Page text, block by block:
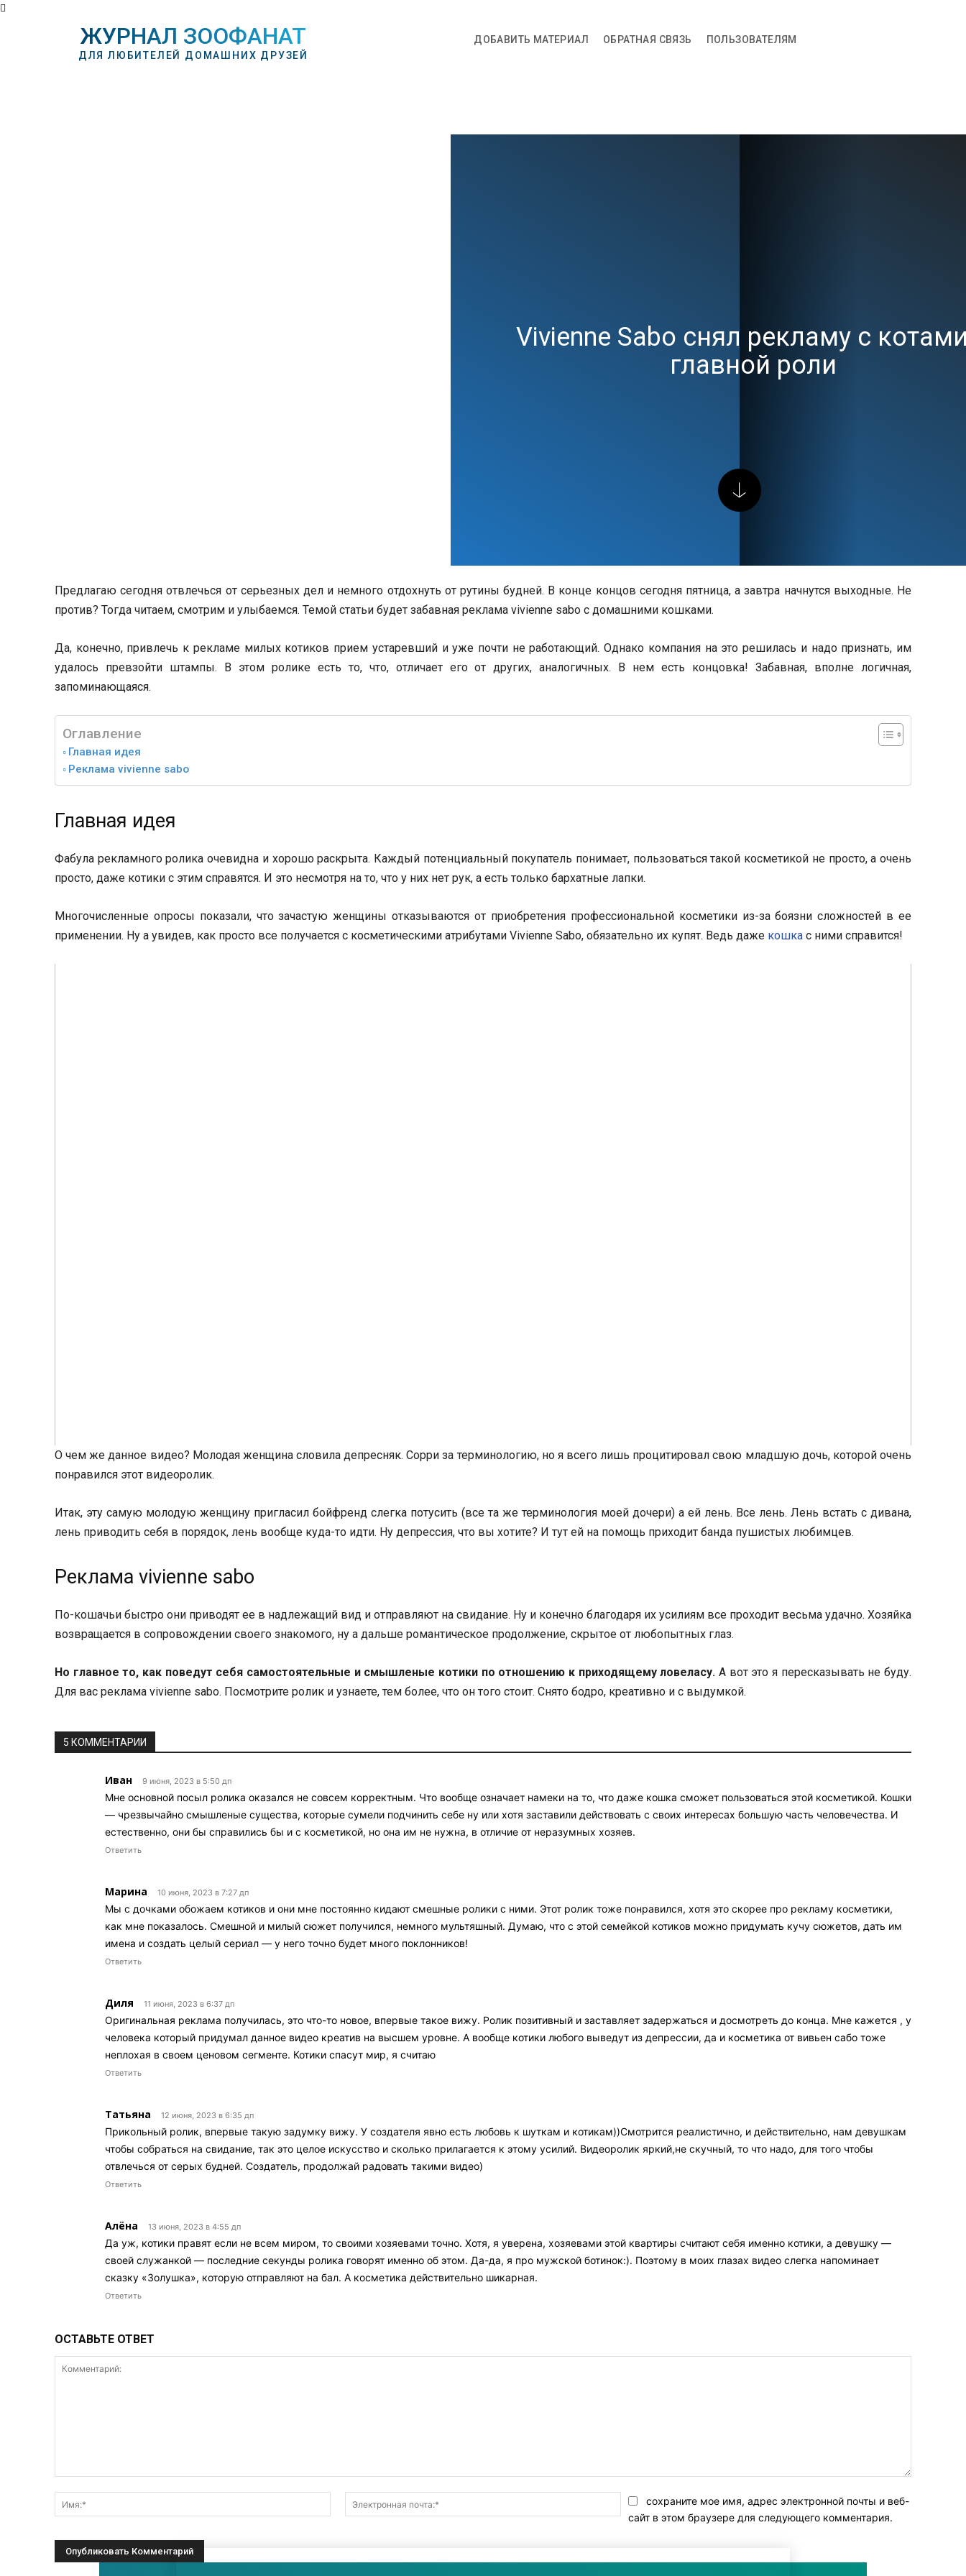
ЖУРНАЛ ЗООФАНАТ
ДЛЯ ЛЮБИТЕЛЕЙ ДОМАШНИХ ДРУЗЕЙ
ДОБАВИТЬ МАТЕРИАЛ ОБРАТНАЯ СВЯЗЬ ПОЛЬЗОВАТЕЛЯМ
Vivienne Sabo снял рекламу с
главной роли
Предлагаю сегодня отвлечься от серьезных дел и немного отдохнуть от рутины будней. В конце концов сегодня пятница, а завтра начнутся выходные. Не
против? Тогда читаем, смотрим и улыбаемся. Темой статьи будет забавная реклама vivienne sabo с домашними кошками.
Да, конечно, привлечь к рекламе милых котиков прием устаревший и уже почти не работающий. Однако компания на это решилась и надо признать, им
удалось превзойти штампы. В этом ролике есть то, что, отличает его от других, аналогичных. В нем есть концовка! Забавная, вполне логичная,
запоминающаяся.
Оглавление
Главная идея
Реклама vivienne sabo
Главная идея
Фабула рекламного ролика очевидна и хорошо раскрыта. Каждый потенциальный покупатель понимает, пользоваться такой косметикой не просто, а очень
просто, даже котики с этим справятся. И это несмотря на то, что у них нет рук, а есть только бархатные лапки.
Многочисленные опросы показали, что зачастую женщины отказываются от приобретения профессиональной косметики из-за боязни сложностей в ее
применении. Ну а увидев, как просто все получается с косметическими атрибутами Vivienne Sabo, обязательно их купят. Ведь даже кошка с ними справится!
О чем же данное видео? Молодая женщина словила депресняк. Сорри за терминологию, но я всего лишь процитировал свою младшую дочь, которой очень
понравился этот видеоролик.
Итак, эту самую молодую женщину пригласил бойфренд слегка потусить (все та же терминология моей дочери) а ей лень. Все лень. Лень встать с дивана,
лень приводить себя в порядок, лень вообще куда-то идти. Ну депрессия, что вы хотите? И тут ей на помощь приходит банда пушистых любимцев.
Реклама vivienne sabo
По-кошачьи быстро они приводят ее в надлежащий вид и отправляют на свидание. Ну и конечно благодаря их усилиям все проходит весьма удачно. Хозяйка
возвращается в сопровождении своего знакомого, ну а дальше романтическое продолжение, скрытое от любопытных глаз.
Но главное то, как поведут себя самостоятельные и смышленые котики по отношению к приходящему ловеласу. А вот это я пересказывать не буду.
Для вас реклама vivienne sabo. Посмотрите ролик и узнаете, тем более, что он того стоит. Снято бодро, креативно и с выдумкой.
5 КОММЕНТАРИИ
Иван 9 июня, 2023 в 5:50 дп
Мне основной посыл ролика оказался не совсем корректным. Что вообще означает намеки на то, что даже кошка сможет пользоваться этой косметикой. Кошки
— чрезвычайно смышленые существа, которые сумели подчинить себе ну или хотя заставили действовать с своих интересах большую часть человечества. И
естественно, они бы справились бы и с косметикой, но она им не нужна, в отличие от неразумных хозяев.
Ответить
Марина 10 июня, 2023 в 7:27 дп
Мы с дочками обожаем котиков и они мне постоянно кидают смешные ролики с ними. Этот ролик тоже понравился, хотя это скорее про рекламу косметики,
как мне показалось. Смешной и милый сюжет получился, немного мультяшный. Думаю, что с этой семейкой котиков можно придумать кучу сюжетов, дать им
имена и создать целый сериал — у него точно будет много поклонников!
Ответить
Диля 11 июня, 2023 в 6:37 дп
Оригинальная реклама получилась, это что-то новое, впервые такое вижу. Ролик позитивный и заставляет задержаться и досмотреть до конца. Мне кажется , у
человека который придумал данное видео креатив на высшем уровне. А вообще котики любого выведут из депрессии, да и косметика от вивьен сабо тоже
неплохая в своем ценовом сегменте. Котики спасут мир, я считаю
Ответить
Татьяна 12 июня, 2023 в 6:35 дп
Прикольный ролик, впервые такую задумку вижу. У создателя явно есть любовь к шуткам и котикам))Смотрится реалистично, и действительно, нам девушкам
чтобы собраться на свидание, так это целое искусство и сколько прилагается к этому усилий. Видеоролик яркий,не скучный, то что надо, для того чтобы
отвлечься от серых будней. Создатель, продолжай радовать такими видео)
Ответить
Алёна 13 июня, 2023 в 4:55 дп
Да уж, котики правят если не всем миром, то своими хозяевами точно. Хотя, я уверена, хозяевами этой квартиры считают себя именно котики, а девушку —
своей служанкой — последние секунды ролика говорят именно об этом. Да-да, я про мужской ботинок:). Поэтому в моих глазах видео слегка напоминает
сказку «Золушка», которую отправляют на бал. А косметика действительно шикарная.
Ответить
ОСТАВЬТЕ ОТВЕТ
Имя:*
Электронная
почта:*
сохраните мое имя, адрес электронной почты и веб-
сайт в этом браузере для следующего комментария.